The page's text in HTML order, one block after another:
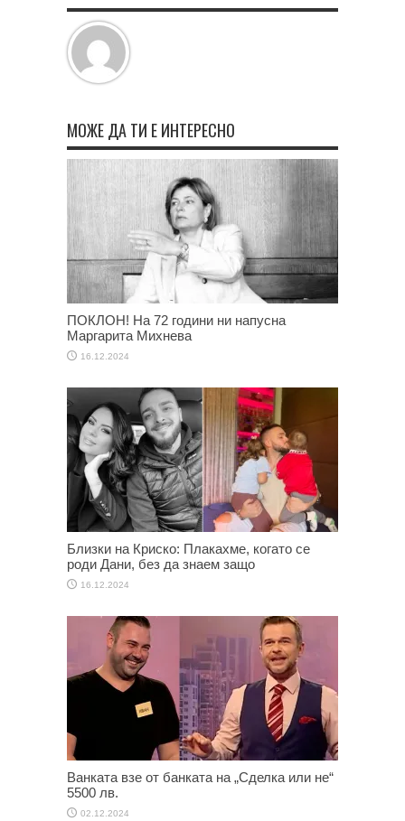
МОЖЕ ДА ТИ Е ИНТЕРЕСНО
ПОКЛОН! На 72 години ни напусна
Маргарита Михнева
16.12.2024
Близки на Криско: Плакахме, когато се
роди Дани, без да знаем защо
16.12.2024
Ванката взе от банката на „Сделка или не“
5500 лв.
02.12.2024